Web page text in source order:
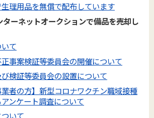
理用品を無償で配布しています
ターネットオークションで備品を売却し
て
事案検証等委員会の開催について
検証等委員会の設置について
業者の方】新型コロナワクチン職域接種
ンケート調査について
いて